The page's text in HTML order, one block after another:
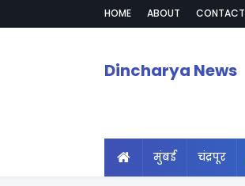
HOME ABOUT CONTACT
Dincharya News
मुंबई चंद्रपूर